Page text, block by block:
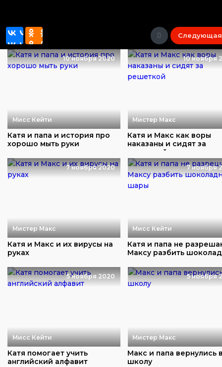
Следующая
10 ноября 2020
Мисс Кейти
Катя и папа и история про
хорошо мыть руки
10 ноября
Мистер Макс
Катя и Макс как воры
наказаны и сидят за
решеткой
7 ноября 2020
Мистер Макс
Катя и Макс и их вирусы на
руках
7 ноября
Мисс Кейти
Катя и папа не
Максу разбить
5 ноября 2020
Мисс Кейти
Катя помогает учить
английский алфавит
5 ноября
Мистер Макс
Макс и папа вернулись
школу